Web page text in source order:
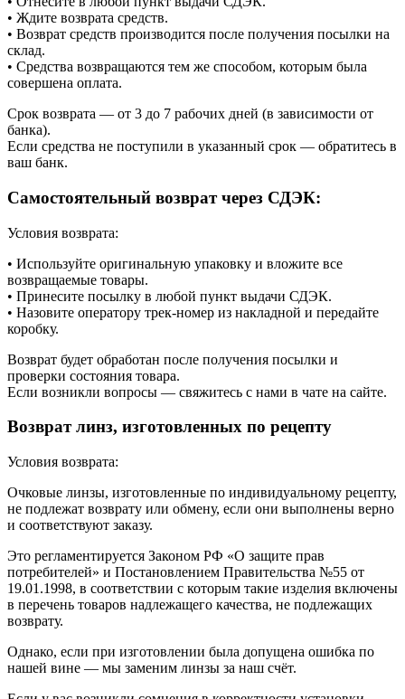
• Ждите возврата средств.
• Возврат средств производится после получения посылки на
склад.
• Средства возвращаются тем же способом, которым была
совершена оплата.
Срок возврата — от 3 до 7 рабочих дней (в зависимости от
банка).
Если средства не поступили в указанный срок — обратитесь в
ваш банк.
Самостоятельный возврат через СДЭК:
Условия возврата:
• Используйте оригинальную упаковку и вложите все
возвращаемые товары.
• Принесите посылку в любой пункт выдачи СДЭК.
• Назовите оператору трек-номер из накладной и передайте
коробку.
Возврат будет обработан после получения посылки и
проверки состояния товара.
Если возникли вопросы — свяжитесь с нами в чате на сайте.
Возврат линз, изготовленных по рецепту
Условия возврата:
Очковые линзы, изготовленные по индивидуальному рецепту,
не подлежат возврату или обмену, если они выполнены верно
и соответствуют заказу.
Это регламентируется Законом РФ «О защите прав
потребителей» и Постановлением Правительства №55 от
19.01.1998, в соответствии с которым такие изделия включены
в перечень товаров надлежащего качества, не подлежащих
возврату.
Однако, если при изготовлении была допущена ошибка по
нашей вине — мы заменим линзы за наш счёт.